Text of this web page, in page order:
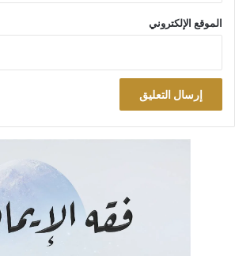
أركان الإمامة
استناد الشيعة إلى عقيدة (الإمامة)
الخلافة (أو الرئاسة بالمعنى الأوسع لمنصب
منصوص عليه عيناً من لدن الله تعالى نفسه. لقد
على ركنين:
الأول: أن يكون الخليفة أو الحاكم (إماماً
وعلى هذا الأساس بنى الشيعة اعتقادهم في
رضي الله عنه فمن بعده من خلفاء وحكام
في دينهم وتاريخهم وحياتهم وشعورهم عن
الموقع الإلكتروني